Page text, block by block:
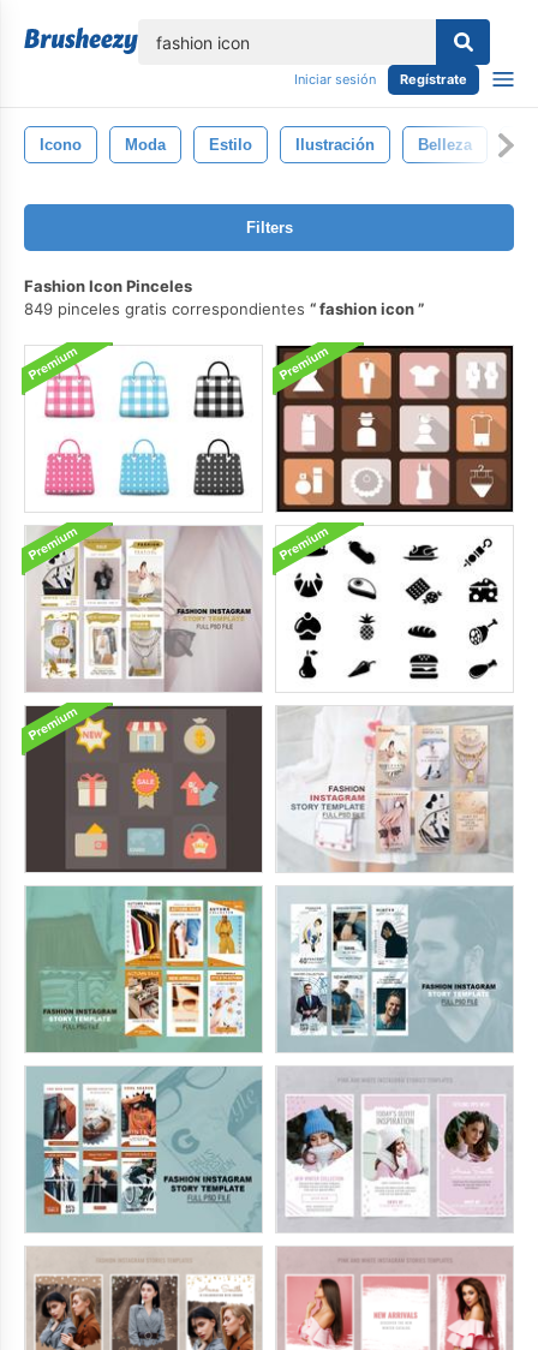
Iniciar sesión Regístrate
Icono Moda Estilo Ilustración Belleza
Filters
Fashion Icon Pinceles
849 pinceles gratis correspondientes
fashion icon